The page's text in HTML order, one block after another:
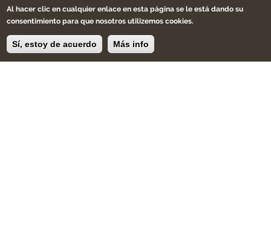
Apúntame
Eres creador, artesano ,diseñador.
Buscamos productos únicos, artesanales que
Al hacer clic en cualquier enlace en esta página se le está dando su
consentimiento para que nosotros utilizemos cookies.
Sí, estoy de acuerdo Más info